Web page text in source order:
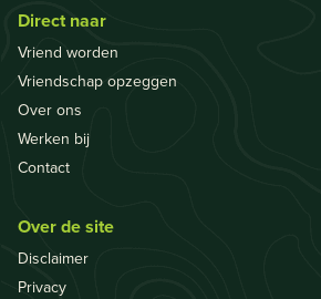
Direct naar
Vriend worden
Vriendschap opzeggen
Over ons
Werken bij
Contact
Over de site
Disclaimer
Privacy